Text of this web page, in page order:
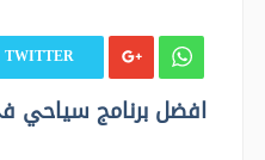
TWITTER
افضل برنامج سياحي